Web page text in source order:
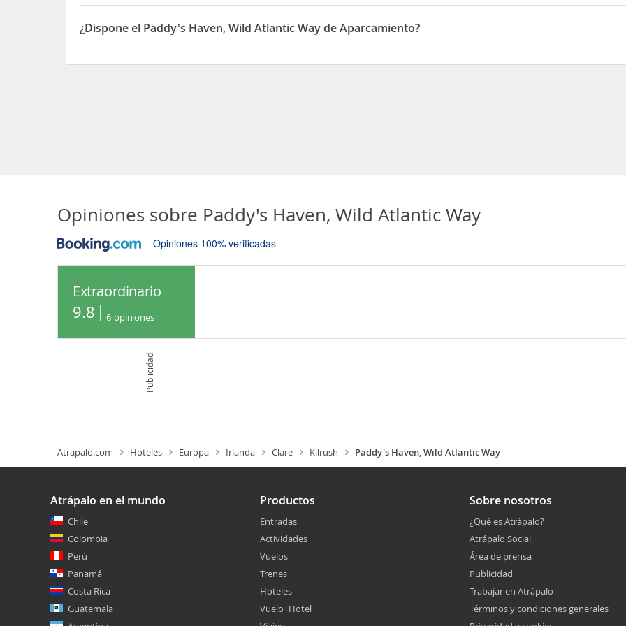
El Paddy's Haven, Wild Atlantic Way está situado en Killimer Road
¿Dispone el Paddy's Haven, Wild Atlantic Way de Aparcamiento?
Opiniones sobre Paddy's Haven, Wild Atlantic Way
Opiniones 100% verificadas
Extraordinario
9.8 6 opiniones
Publicidad
Atrapalo.com Hoteles Europa Irlanda Clare Kilrush Paddy's Haven, Wild Atlantic Way
Atrápalo en el mundo
Chile
Colombia
Perú
Panamá
Costa Rica
Guatemala
Productos
Entradas
Actividades
Vuelos
Trenes
Hoteles
Vuelo+Hotel
Sobre nosotros
¿Qué es Atrápalo?
Atrápalo Social
Área de prensa
Publicidad
Trabajar en Atrápalo
Términos y condiciones generales